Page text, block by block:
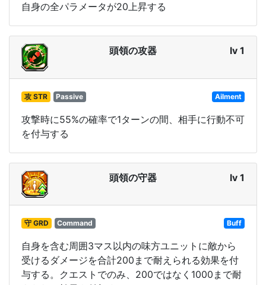
自身の全パラメータが20上昇する
頭領の攻器 lv 1
攻 STR Passive Ailment
攻撃時に55%の確率で1ターンの間、相手に行動不可
を付与する
頭領の守器 lv 1
守 GRD Command Buff
自身を含む周囲3マス以内の味方ユニットに敵から
受けるダメージを合計200まで耐えられる効果を付
与する。クエストでのみ、200ではなく1000まで耐